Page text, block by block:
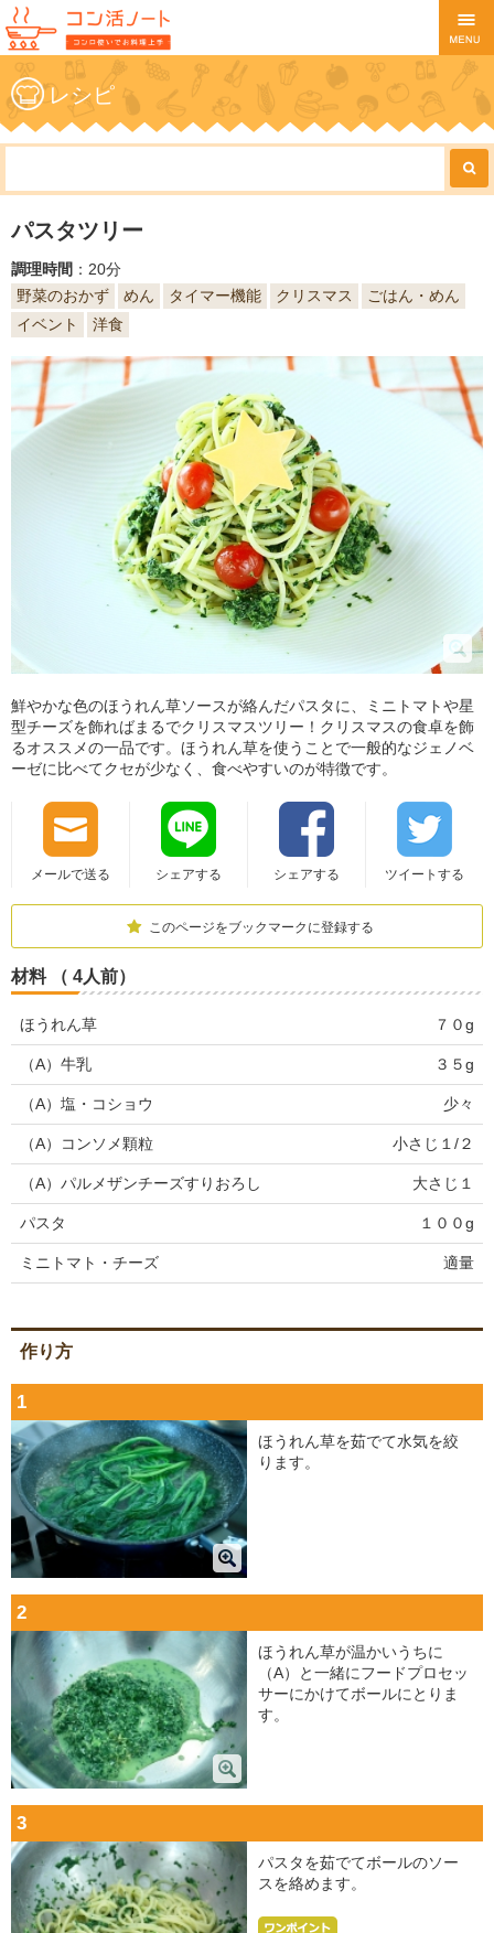
レシピ
パスタツリー
調理時間 ：20分
野菜のおかず
めん タイマー機能 クリスマス
ごはん・めん
イベント
洋食
鮮やかな色のほうれん草ソースが絡んだパスタに、ミニトマトや星
型チーズを飾ればまるでクリスマスツリー！クリスマスの食卓を飾
るオススメの一品です。ほうれん草を使うことで一般的なジェノベ
ーゼに比べてクセが少なく、食べやすいのが特徴です。
メールで送る シェアする シェアする ツイートする
このページをブックマークに登録する
材料 （ 4人前）
ほうれん草 ７０g
（A）牛乳 ３５g
（A）塩・コショウ 少々
（A）コンソメ顆粒 小さじ１/２
（A）パルメザンチーズすりおろし 大さじ１
パスタ １００g
ミニトマト・チーズ 適量
作り方
1
ほうれん草を茹でて水気を絞
ります。
2
ほうれん草が温かいうちに
（A）と一緒にフードプロセッ
サーにかけてボールにとりま
す。
3
パスタを茹でてボールのソー
スを絡めます。